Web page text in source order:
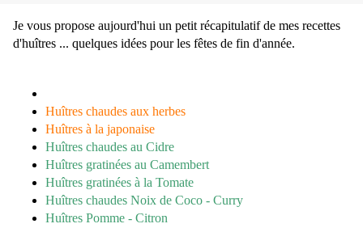
Je vous propose aujourd'hui un petit récapitulatif de mes recettes
d'huîtres ... quelques idées pour les fêtes de fin d'année.
Huîtres chaudes aux herbes
Huîtres à la japonaise
Huîtres chaudes au Cidre
Huîtres gratinées au Camembert
Huîtres gratinées à la Tomate
Huîtres chaudes Noix de Coco - Curry
Huîtres Pomme - Citron